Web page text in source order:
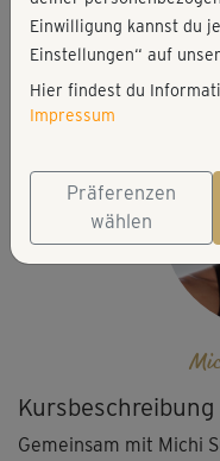
Kursbeschreibung
Gemeinsam mit Michi
175 kcal
Michaela Süßbauer
Matte
Einwilligung kannst du
Einstellungen“ auf
Hier findest du
Impressum
Präferenzen
wählen